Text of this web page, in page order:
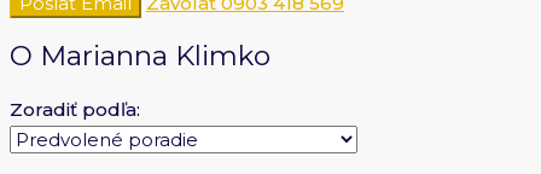
O Marianna Klimko
Zoradiť podľa: